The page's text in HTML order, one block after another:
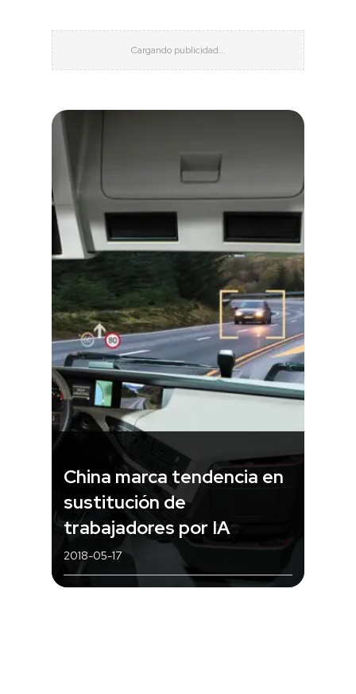
China marca tendencia en
sustitución de
trabajadores por IA
2018-05-17